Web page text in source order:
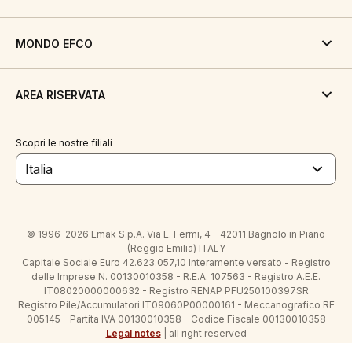
MONDO EFCO
AREA RISERVATA
Scopri le nostre filiali
Italia
© 1996-2026 Emak S.p.A. Via E. Fermi, 4 - 42011 Bagnolo in Piano
(Reggio Emilia) ITALY
Capitale Sociale Euro 42.623.057,10 Interamente versato - Registro
delle Imprese N. 00130010358 - R.E.A. 107563 - Registro A.E.E.
IT08020000000632 - Registro RENAP PFU250100397SR
Registro Pile/Accumulatori IT09060P00000161 - Meccanografico RE
005145 - Partita IVA 00130010358 - Codice Fiscale 00130010358
Legal notes| all right reserved